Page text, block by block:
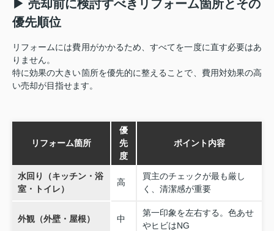
▶ 売却前に検討すべきリフォーム箇所とその
優先順位
リフォームには費用がかかるため、すべてを一度に直す必要はあ
りません。
特に効果の大きい箇所を優先的に整えることで、費用対効果の高
い売却が目指せます。
リフォーム箇所
優
先
度
ポイント内容
水回り（キッチン・浴
室・トイレ）
高
買主のチェックが最も厳し
く、清潔感が重要
外観（外壁・屋根） 中
第一印象を左右する。色あせ
やヒビはNG